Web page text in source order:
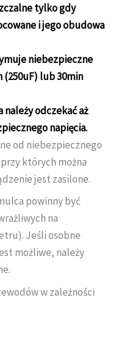
tylko gdy
i jego obudowa
niebezpieczne
(250uF) lub 30min
odczekać aż
napięcia.
od niebezpiecznego
których można
jest zasilone.
powinny być
na
Jeśli osobne
możliwe, należy
w zależności